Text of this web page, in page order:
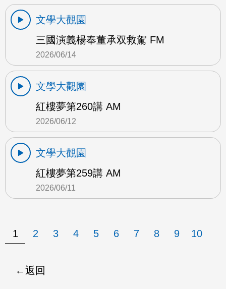
文學大觀園
三國演義楊奉董承双救駕 FM
2026/06/14
文學大觀園
紅樓夢第260講 AM
2026/06/12
文學大觀園
紅樓夢第259講 AM
2026/06/11
1 2 3 4 5 6 7 8 9 10
返回